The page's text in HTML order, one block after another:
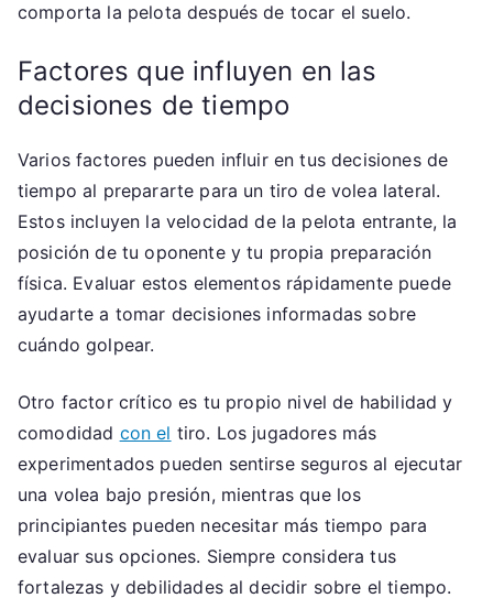
comporta la pelota después de tocar el suelo.
Factores que influyen en las
decisiones de tiempo
Varios factores pueden influir en tus decisiones de
tiempo al prepararte para un tiro de volea lateral.
Estos incluyen la velocidad de la pelota entrante, la
posición de tu oponente y tu propia preparación
física. Evaluar estos elementos rápidamente puede
ayudarte a tomar decisiones informadas sobre
cuándo golpear.
Otro factor crítico es tu propio nivel de habilidad y
comodidad con el tiro. Los jugadores más
experimentados pueden sentirse seguros al ejecutar
una volea bajo presión, mientras que los
principiantes pueden necesitar más tiempo para
evaluar sus opciones. Siempre considera tus
fortalezas y debilidades al decidir sobre el tiempo.